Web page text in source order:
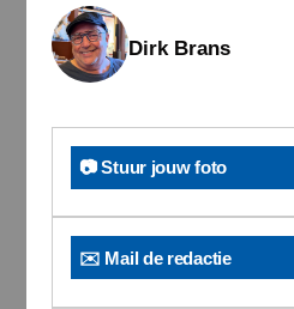
Dirk Brans
📷 Stuur jouw foto
✉️ Mail de redactie